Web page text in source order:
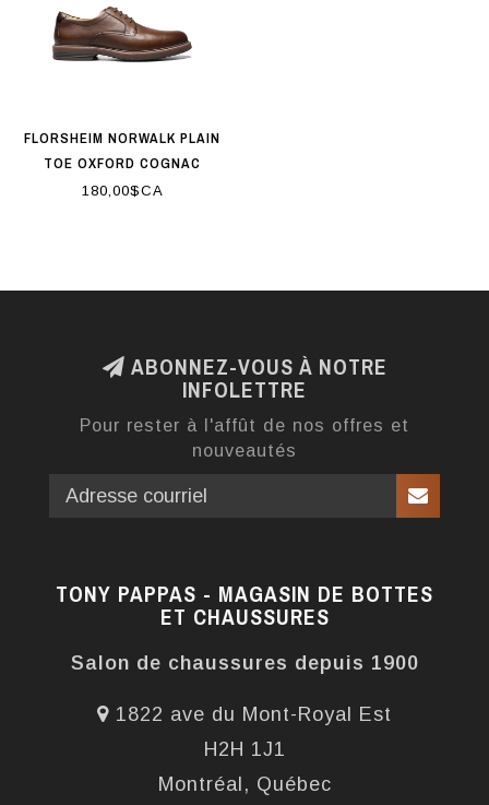
FLORSHEIM NORWALK PLAIN
TOE OXFORD COGNAC
180,00$CA
ABONNEZ-VOUS À NOTRE
INFOLETTRE
Pour rester à l'affût de nos offres et
nouveautés
TONY PAPPAS - MAGASIN DE BOTTES
ET CHAUSSURES
Salon de chaussures depuis 1900
1822 ave du Mont-Royal Est
H2H 1J1
Montréal, Québec